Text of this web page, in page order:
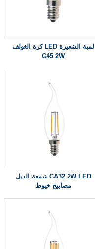
كرة الغولف LED لمبة الشعيرة
G45 2W
شمعة الذيل CA32 2W LED
مصابيح خيوط